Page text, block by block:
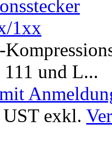
und L...
exkl.